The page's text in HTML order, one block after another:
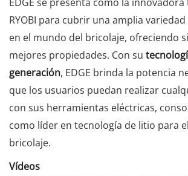
RYOBI para cubrir una amplia
en el mundo del bricolaje, ofreciendo
mejores propiedades. Con su
generación, EDGE brinda la potencia
que los usuarios puedan realizar
con sus herramientas eléctricas,
como líder en tecnología de litio para
bricolaje.
Vídeos